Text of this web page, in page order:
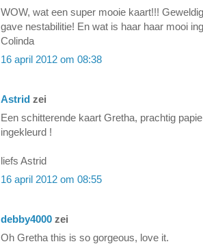
WOW, wat een super mooie kaart!!!
gave nestabilitie! En wat is haar haar mooi
Colinda
16 april 2012 om 08:38
Astrid zei
Een schitterende kaart Gretha, prachtig
ingekleurd !
liefs Astrid
16 april 2012 om 08:55
debby4000 zei
Oh Gretha this is so gorgeous, love it.